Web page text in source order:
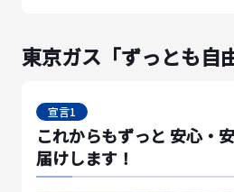
東京ガス「ずっとも自
宣言1
これからもずっと 安心・
届けします！